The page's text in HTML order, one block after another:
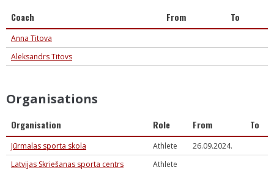
Coach From To
Anna Titova
Aleksandrs Titovs
Organisations
Organisation Role From To
Jūrmalas sporta skola Athlete
26.09.2024.
Latvijas Skriešanas sporta centrs
Athlete